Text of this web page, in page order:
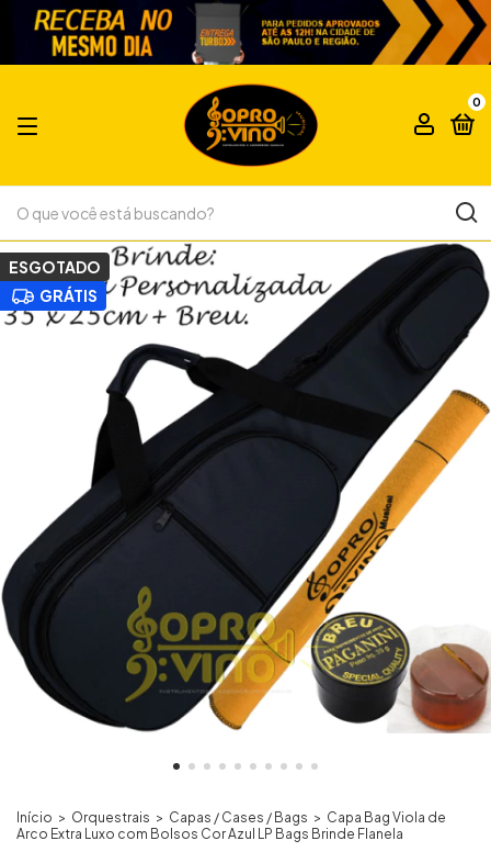
0
ESGOTADO
GRÁTIS
Início > Orquestrais > Capas / Cases / Bags > Capa Bag Viola de
Arco Extra Luxo com Bolsos Cor Azul LP Bags Brinde Flanela